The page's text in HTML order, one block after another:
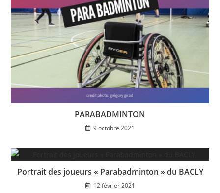
PARABADMINTON
9 octobre 2021
Portrait des joueurs « Parabadminton » du BACLY
12 février 2021